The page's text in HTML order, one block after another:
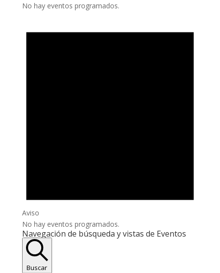
No hay eventos programados.
Aviso
No hay eventos programados.
Navegación de búsqueda y vistas de Eventos
Buscar